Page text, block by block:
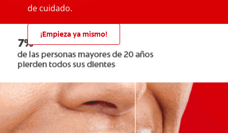
de cuidado.
¡Empieza ya mismo!